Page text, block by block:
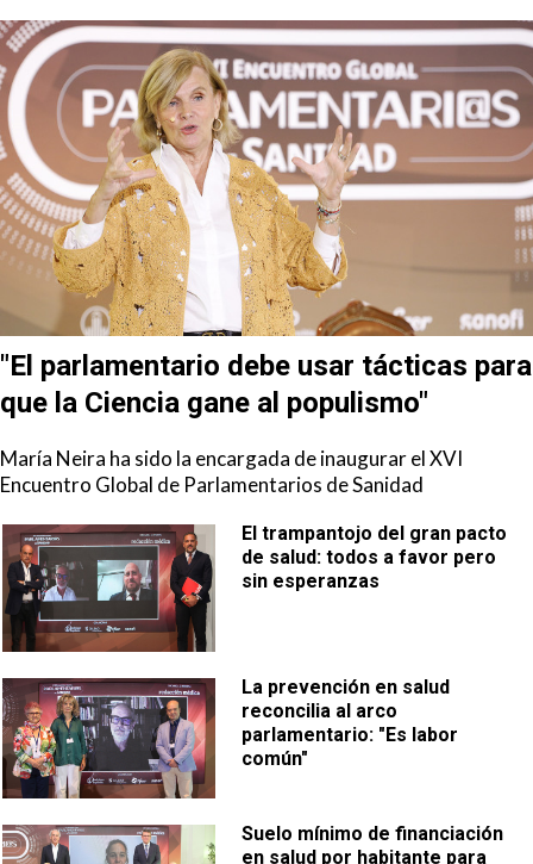
"El parlamentario debe usar tácticas para
que la Ciencia gane al populismo"
María Neira ha sido la encargada de inaugurar el XVI
Encuentro Global de Parlamentarios de Sanidad
El trampantojo del gran pacto
de salud: todos a favor pero
sin esperanzas
La prevención en salud
reconcilia al arco
parlamentario: "Es labor
común"
Suelo mínimo de financiación
en salud por habitante para